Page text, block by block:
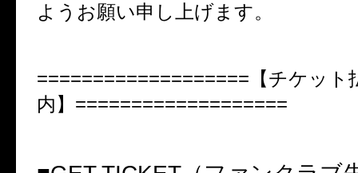
ようお願い申し上げます。
=================== 【チケッ
内】 ===================